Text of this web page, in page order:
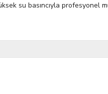
su basıncıyla profesyonel